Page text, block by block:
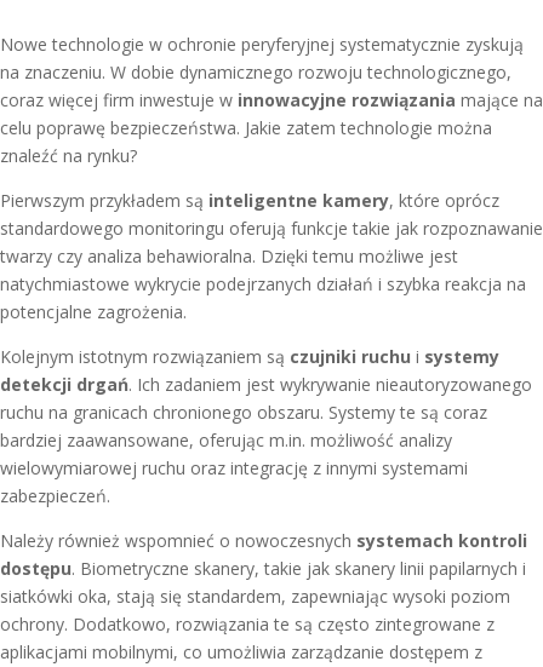
Nowe technologie w ochronie peryferyjnej systematycznie zyskują
na znaczeniu. W dobie dynamicznego rozwoju technologicznego,
coraz więcej firm inwestuje w innowacyjne rozwiązania mające na
celu poprawę bezpieczeństwa. Jakie zatem technologie można
znaleźć na rynku?
Pierwszym przykładem są inteligentne kamery, które oprócz
standardowego monitoringu oferują funkcje takie jak rozpoznawanie
twarzy czy analiza behawioralna. Dzięki temu możliwe jest
natychmiastowe wykrycie podejrzanych działań i szybka reakcja na
potencjalne zagrożenia.
Kolejnym istotnym rozwiązaniem są czujniki ruchu i systemy
detekcji drgań. Ich zadaniem jest wykrywanie nieautoryzowanego
ruchu na granicach chronionego obszaru. Systemy te są coraz
bardziej zaawansowane, oferując m.in. możliwość analizy
wielowymiarowej ruchu oraz integrację z innymi systemami
zabezpieczeń.
Należy również wspomnieć o nowoczesnych systemach kontroli
dostępu. Biometryczne skanery, takie jak skanery linii papilarnych i
siatkówki oka, stają się standardem, zapewniając wysoki poziom
ochrony. Dodatkowo, rozwiązania te są często zintegrowane z
aplikacjami mobilnymi, co umożliwia zarządzanie dostępem z